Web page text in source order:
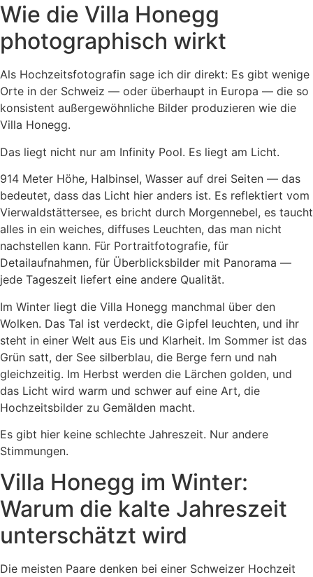
Wie die Villa Honegg
photographisch wirkt
Als Hochzeitsfotografin sage ich dir direkt: Es gibt wenige
Orte in der Schweiz — oder überhaupt in Europa — die so
konsistent außergewöhnliche Bilder produzieren wie die
Villa Honegg.
Das liegt nicht nur am Infinity Pool. Es liegt am Licht.
914 Meter Höhe, Halbinsel, Wasser auf drei Seiten — das
bedeutet, dass das Licht hier anders ist. Es reflektiert vom
Vierwaldstättersee, es bricht durch Morgennebel, es taucht
alles in ein weiches, diffuses Leuchten, das man nicht
nachstellen kann. Für Portraitfotografie, für
Detailaufnahmen, für Überblicksbilder mit Panorama —
jede Tageszeit liefert eine andere Qualität.
Im Winter liegt die Villa Honegg manchmal über den
Wolken. Das Tal ist verdeckt, die Gipfel leuchten, und ihr
steht in einer Welt aus Eis und Klarheit. Im Sommer ist das
Grün satt, der See silberblau, die Berge fern und nah
gleichzeitig. Im Herbst werden die Lärchen golden, und
das Licht wird warm und schwer auf eine Art, die
Hochzeitsbilder zu Gemälden macht.
Es gibt hier keine schlechte Jahreszeit. Nur andere
Stimmungen.
Villa Honegg im Winter:
Warum die kalte Jahreszeit
unterschätzt wird
Die meisten Paare denken bei einer Schweizer Hochzeit